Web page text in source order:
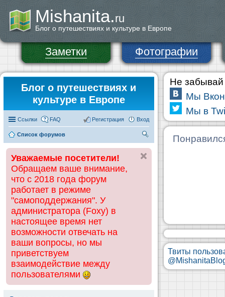
Mishanita.ru
Блог о путешествиях и культуре в Европе
Заметки Фотографии
Блог о путешествиях и
культуре в Европе
Ссылки FAQ Вход
Регистрация
Список форумов
ск
Уважаемые посетители!
Обращаем ваше внимание,
что с 2018 года форум
работает в режиме
"самоподдержания". У
администратора (Foxy) в
настоящее время нет
возможности отвечать на
ваши вопросы, но мы
приветствуем
взаимодействие между
пользователями
Не забывай
Мы
Мы в
Твиты